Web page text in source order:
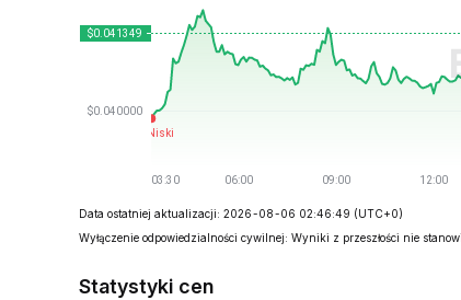
Data ostatniej aktualizacji: 2026-08-06 02:46:49 (UTC+0)
Wyłączenie odpowiedzialności cywilnej: Wyniki z przeszłości nie
Statystyki cen